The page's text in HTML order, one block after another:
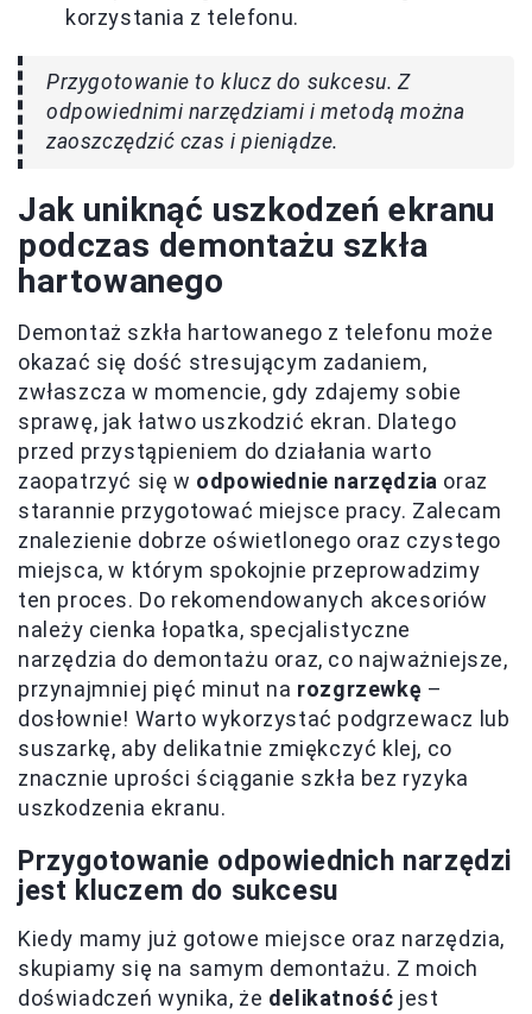
korzystania z telefonu.
Przygotowanie to klucz do sukcesu. Z
odpowiednimi narzędziami i metodą można
zaoszczędzić czas i pieniądze.
Jak uniknąć uszkodzeń ekranu
podczas demontażu szkła
hartowanego
Demontaż szkła hartowanego z telefonu może
okazać się dość stresującym zadaniem,
zwłaszcza w momencie, gdy zdajemy sobie
sprawę, jak łatwo uszkodzić ekran. Dlatego
przed przystąpieniem do działania warto
zaopatrzyć się w odpowiednie narzędzia oraz
starannie przygotować miejsce pracy. Zalecam
znalezienie dobrze oświetlonego oraz czystego
miejsca, w którym spokojnie przeprowadzimy
ten proces. Do rekomendowanych akcesoriów
należy cienka łopatka, specjalistyczne
narzędzia do demontażu oraz, co najważniejsze,
przynajmniej pięć minut na rozgrzewkę –
dosłownie! Warto wykorzystać podgrzewacz lub
suszarkę, aby delikatnie zmiękczyć klej, co
znacznie uprości ściąganie szkła bez ryzyka
uszkodzenia ekranu.
Przygotowanie odpowiednich narzędzi
jest kluczem do sukcesu
Kiedy mamy już gotowe miejsce oraz narzędzia,
skupiamy się na samym demontażu. Z moich
doświadczeń wynika, że delikatność jest